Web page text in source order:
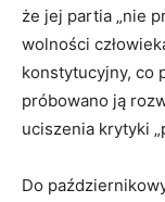
że jej partia „nie
wolności
konstytucyjny, co
próbowano ją
uciszenia krytyki
Do